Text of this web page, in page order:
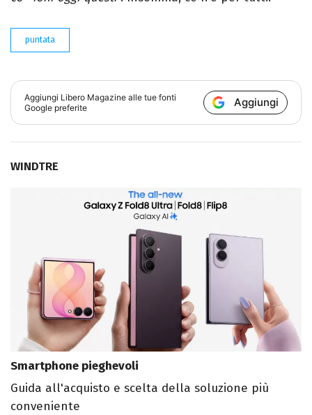
puntata
Aggiungi Libero Magazine alle tue fonti
Google preferite
Aggiungi
WINDTRE
Smartphone pieghevoli
Guida all'acquisto e scelta della soluzione più
conveniente